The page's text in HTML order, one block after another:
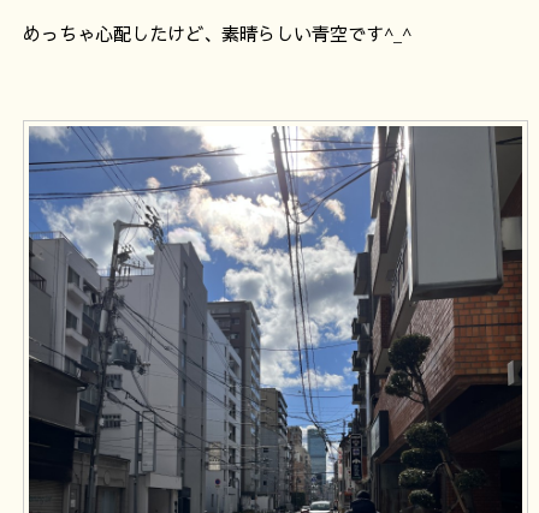
めっちゃ心配したけど、素晴らしい青空です^_^